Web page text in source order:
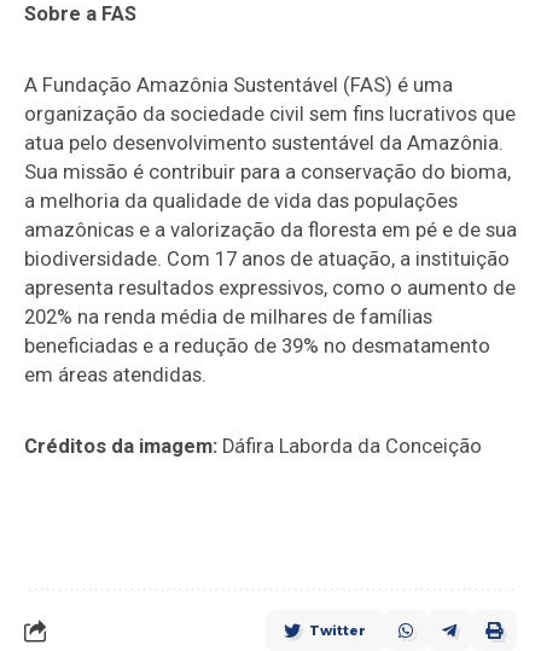
Sobre a FAS
A Fundação Amazônia Sustentável (FAS) é uma
organização da sociedade civil sem fins lucrativos que
atua pelo desenvolvimento sustentável da Amazônia.
Sua missão é contribuir para a conservação do bioma,
a melhoria da qualidade de vida das populações
amazônicas e a valorização da floresta em pé e de sua
biodiversidade. Com 17 anos de atuação, a instituição
apresenta resultados expressivos, como o aumento de
202% na renda média de milhares de famílias
beneficiadas e a redução de 39% no desmatamento
em áreas atendidas.
Créditos da imagem: Dáfira Laborda da Conceição
Twitter